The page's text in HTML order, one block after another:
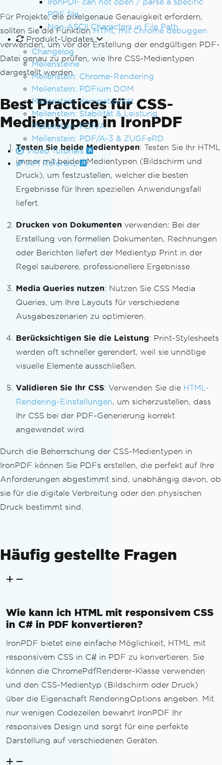
IronPDF can not open / parse a specific
PDF file
Non-ASCII Characters in File Path
Produkt-Updates
Changelog
Meilensteine
Meilenstein: Chrome-Rendering
Meilenstein: PDFium DOM
Meilenstein: Kompatibilität
Meilenstein: Stabilität & Leistung
Meilenstein: PDF/A
Meilenstein: PDF/A-3 & ZUGFeRD
Video Tutorials
API Referenz
// Add custom CSS for print media
string customCss =
    @media print {
        .no-print { display: none; }
        body { font-size: 12pt; }
        h1 { page-break-after: avoid;
}
    }
" ;
// Render with custom CSS injection
string htmlWithCss = $"<style>{customC
ss}</style>{yourHtmlContent}";
PdfDocument pdf = renderer.RenderHtmlA
sPdf( htmlWithCss );
pdf
"advanced-print-layout.pd
f");
Für Projekte, die pixelgenaue Genauigkeit erfordern,
sollten Sie die FunktionHTML mit Chrome debuggen
verwenden, um vor der Erstellung der endgültigen PDF-
Datei genau zu prüfen, wie Ihre CSS-Medientypen
dargestellt werden.
Best Practices für CSS-
Medientypen in IronPDF
Testen Sie beide Medientypen: Testen Sie Ihr HTML
immer mit beiden Medientypen (Bildschirm und
Druck), um festzustellen, welcher die besten
Ergebnisse für Ihren speziellen Anwendungsfall
liefert.
Drucken von Dokumenten verwenden: Bei der
Erstellung von formellen Dokumenten, Rechnungen
oder Berichten liefert der Medientyp Print in der
Regel sauberere, professionellere Ergebnisse.
Media Queries nutzen: Nutzen Sie CSS Media
Queries, um Ihre Layouts für verschiedene
Ausgabeszenarien zu optimieren.
Berücksichtigen Sie die Leistung: Print-Stylesheets
werden oft schneller gerendert, weil sie unnötige
visuelle Elemente ausschließen.
Validieren Sie Ihr CSS: Verwenden Sie die HTML-
Rendering-Einstellungen, um sicherzustellen, dass
Ihr CSS bei der PDF-Generierung korrekt
angewendet wird.
Durch die Beherrschung der CSS-Medientypen in
IronPDF können Sie PDFs erstellen, die perfekt auf Ihre
Anforderungen abgestimmt sind, unabhängig davon, ob
sie für die digitale Verbreitung oder den physischen
Druck bestimmt sind.
Häufig gestellte Fragen
Wie kann ich HTML mit responsivem CSS
in C# in PDF konvertieren?
IronPDF bietet eine einfache Möglichkeit, HTML mit
responsivem CSS in C# in PDF zu konvertieren. Sie
können die ChromePdfRenderer-Klasse verwenden
und den CSS-Medientyp (Bildschirm oder Druck)
über die Eigenschaft RenderingOptions angeben. Mit
nur wenigen Codezeilen bewahrt IronPDF Ihr
responsives Design und sorgt für eine perfekte
Darstellung auf verschiedenen Geräten.